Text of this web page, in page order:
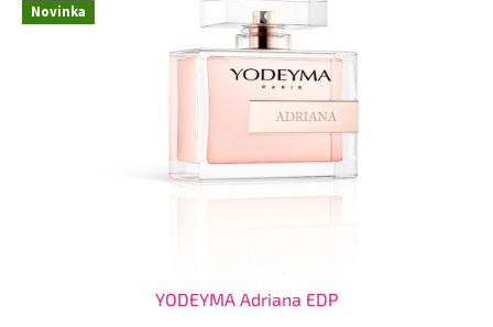
Novinka
YODEYMA Adriana EDP